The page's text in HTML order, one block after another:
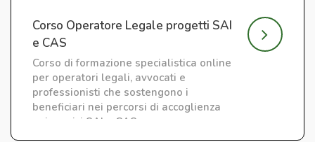
Corso Operatore Legale progetti SAI
e CAS
Corso di formazione specialistica online
per operatori legali, avvocati e
professionisti che sostengono i
beneficiari nei percorsi di accoglienza
nei servizi SAI e CAS.